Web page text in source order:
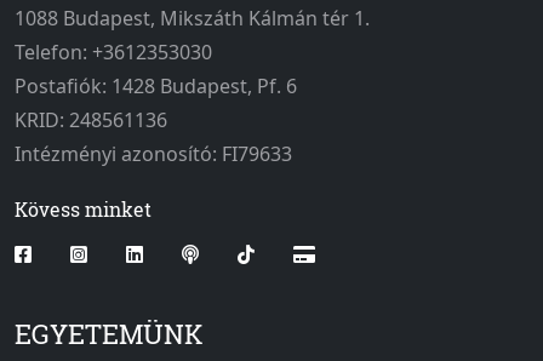
1088 Budapest, Mikszáth Kálmán tér 1.
Telefon: +3612353030
Postafiók: 1428 Budapest, Pf. 6
KRID: 248561136
Intézményi azonosító: FI79633
Kövess minket
EGYETEMÜNK